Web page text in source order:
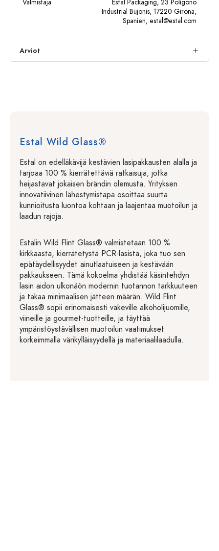
Valmistaja
Estal Packaging, 23 Polígono
Industrial Bujonis, 17220 Girona,
Spanien, estal@estal.com
Arviot
Estal Wild Glass®
Estal on edelläkävijä kestävien lasipakkausten alalla ja
tarjoaa 100 % kierrätettäviä ratkaisuja, jotka
heijastavat jokaisen brändin olemusta. Yrityksen
innovatiivinen lähestymistapa osoittaa suurta
kunnioitusta luontoa kohtaan ja laajentaa muotoilun ja
laadun rajoja.
Estalin Wild Flint Glass® valmistetaan 100 %
kirkkaasta, kierrätetystä PCR-lasista, joka tuo sen
epätäydellisyydet ainutlaatuiseen ja kestävään
pakkaukseen. Tämä kokoelma yhdistää käsintehdyn
lasin aidon ulkonäön modernin tuotannon tarkkuuteen
ja takaa minimaalisen jätteen määrän. Wild Flint
Glass® sopii erinomaisesti väkeville alkoholijuomille,
viineille ja gourmet-tuotteille, ja täyttää
ympäristöystävällisen muotoilun vaatimukset
korkeimmalla värikylläisyydellä ja materiaalilaadulla.